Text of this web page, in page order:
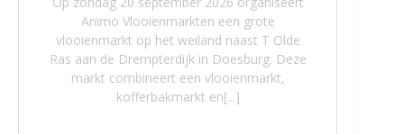
Animo Vlooienmarkten een grote
vlooienmarkt op het weiland naast T Olde
Ras aan de Drempterdijk in Doesburg. Deze
markt combineert een vlooienmarkt,
kofferbakmarkt en[...]